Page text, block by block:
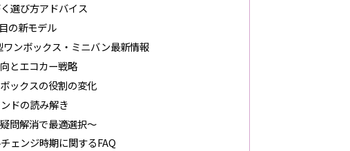
選び方アドバイス
の新モデル
ンボックス・ミニバン最新情報
とエコカー戦略
ックスの役割の変化
ドの読み解き
問解消で最適選択～
ェンジ時期に関するFAQ